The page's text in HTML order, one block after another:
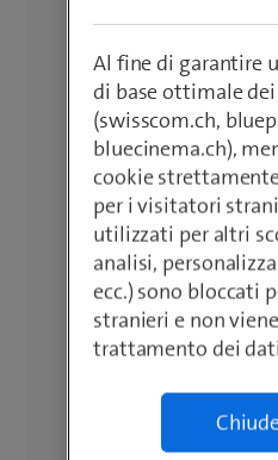
Al fine di garantire
di base ottimale
(swisscom.ch,
bluecinema.ch),
cookie
per i visitatori
utilizzati per altri
analisi,
ecc.) sono bloccati
stranieri e non
trattamento dei